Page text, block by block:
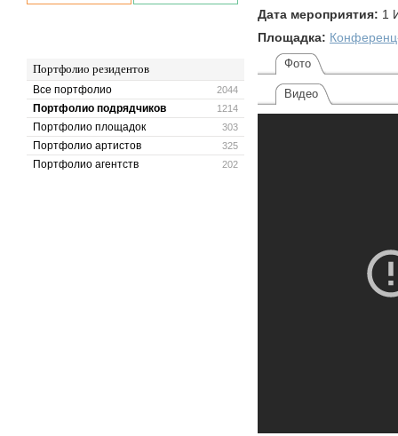
Портфолио резидентов
2044
Все портфолио
1214
Портфолио подрядчиков
303
Портфолио площадок
325
Портфолио артистов
202
Портфолио агентств
Дата мероприятия: 1
Площадка:
Фото
Видео